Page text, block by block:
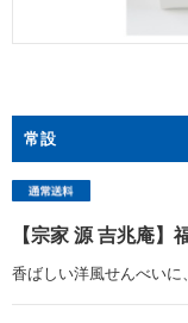
常設
【宗家 源 吉兆庵】
香ばしい洋風せんべいに